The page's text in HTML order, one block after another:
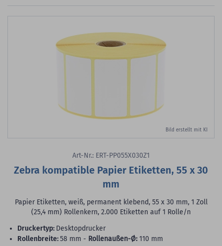
Bild erstellt mit KI
Art-Nr.: ERT-PP055X030Z1
Zebra kompatible Papier Etiketten, 55 x 30
mm
Papier Etiketten, weiß, permanent klebend, 55 x 30 mm, 1 Zoll
(25,4 mm) Rollenkern, 2.000 Etiketten auf 1 Rolle/n
Druckertyp: Desktopdrucker
Rollenbreite:58 mm - Rollenaußen-Ø: 110 mm